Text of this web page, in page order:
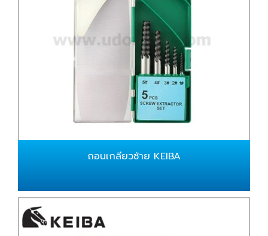
ถอนเกลียวซ้าย KEIBA